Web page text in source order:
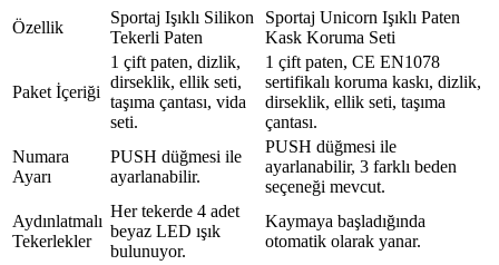
Özellik
Sportaj Işıklı Silikon
Tekerli Paten
Sportaj Unicorn Işıklı Paten
Kask Koruma Seti
Paket İçeriği
1 çift paten, dizlik,
dirseklik, ellik seti,
taşıma çantası, vida
seti.
1 çift paten, CE EN1078
sertifikalı koruma kaskı, dizlik,
dirseklik, ellik seti, taşıma
çantası.
Numara
Ayarı
PUSH düğmesi ile
ayarlanabilir.
PUSH düğmesi ile
ayarlanabilir, 3 farklı beden
seçeneği mevcut.
Aydınlatmalı
Tekerlekler
Her tekerde 4 adet
beyaz LED ışık
bulunuyor.
Kaymaya başladığında
otomatik olarak yanar.